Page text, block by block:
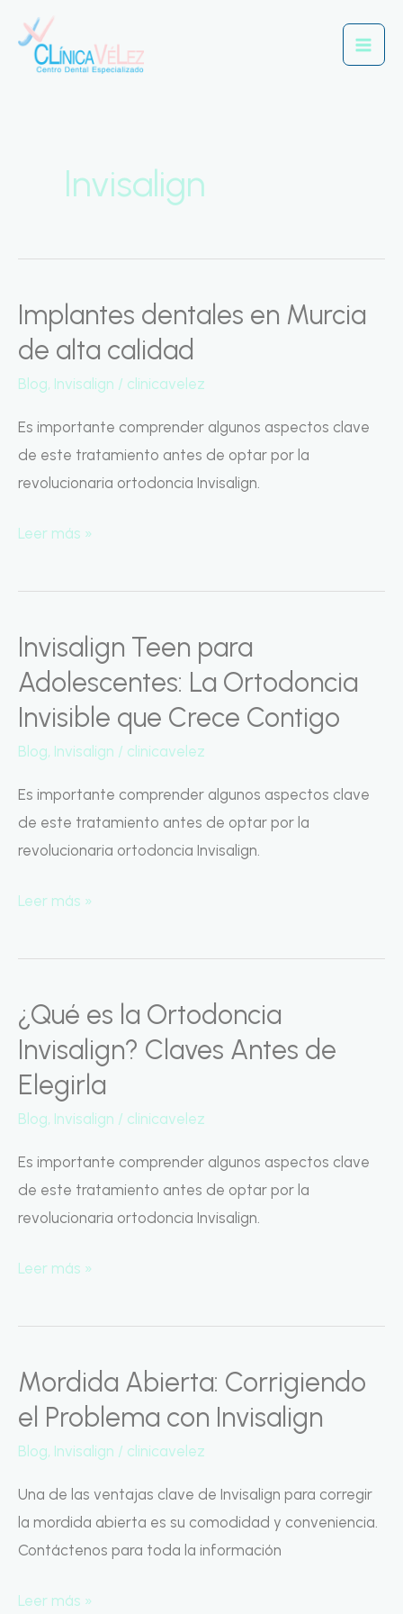
contenido
Invisalign
Implantes dentales en Murcia
de alta calidad
Blog, Invisalign / clinicavelez
Es importante comprender algunos aspectos clave
de este tratamiento antes de optar por la
revolucionaria ortodoncia Invisalign.
Implantes
dentales
Murcia
de
alta
calidad
Leer más »
Invisalign Teen para
Adolescentes: La Ortodoncia
Invisible que Crece Contigo
Blog, Invisalign / clinicavelez
Es importante comprender algunos aspectos clave
de este tratamiento antes de optar por la
revolucionaria ortodoncia Invisalign.
Invisalign
Teen
Adolescentes:
La
Contigo
Leer más »
¿Qué es la Ortodoncia
Invisalign? Claves Antes de
Elegirla
Blog, Invisalign / clinicavelez
Es importante comprender algunos aspectos clave
de este tratamiento antes de optar por la
revolucionaria ortodoncia Invisalign.
¿Qué
es
Ortodoncia
Invisalign?
Leer más »
Mordida Abierta: Corrigiendo
el Problema con Invisalign
Blog, Invisalign / clinicavelez
Una de las ventajas clave de Invisalign para corregir
la mordida abierta es su comodidad y conveniencia.
Contáctenos para toda la información
Mordida
Abierta:
el
Problema
con
Invisalign
Leer más »